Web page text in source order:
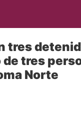
tres
tres
Norte